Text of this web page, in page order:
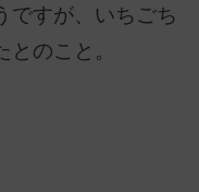
ですが、いちごち
のこと。